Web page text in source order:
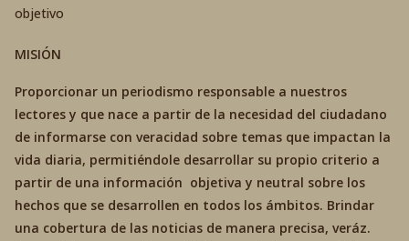
objetivo
MISIÓN
Proporcionar un periodismo responsable a nuestros
lectores y que nace a partir de la necesidad del ciudadano
de informarse con veracidad sobre temas que impactan la
vida diaria, permitiéndole desarrollar su propio criterio a
partir de una información objetiva y neutral sobre los
hechos que se desarrollen en todos los ámbitos. Brindar
una cobertura de las noticias de manera precisa, veráz.